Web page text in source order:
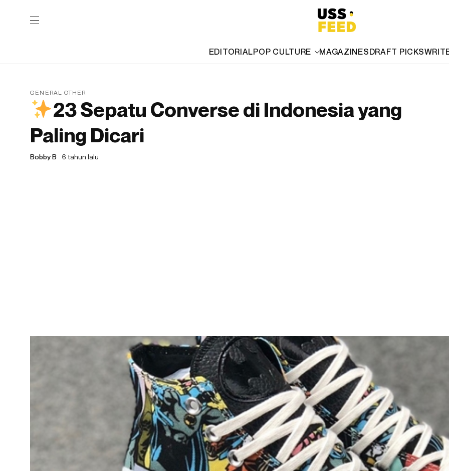
EDITORIALPOP CULTURE MAGAZINESDRAFT PICKS
GENERAL OTHER
23 Sepatu Converse di Indonesia yang
Paling Dicari
Bobby B 6 tahun lalu